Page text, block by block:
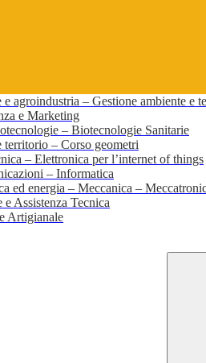
agroindustria – Gestione ambiente e
e Marketing
– Biotecnologie Sanitarie
territorio – Corso geometri
– Elettronica per l’internet of things
– Informatica
ed energia – Meccanica –
Assistenza Tecnica
Artigianale